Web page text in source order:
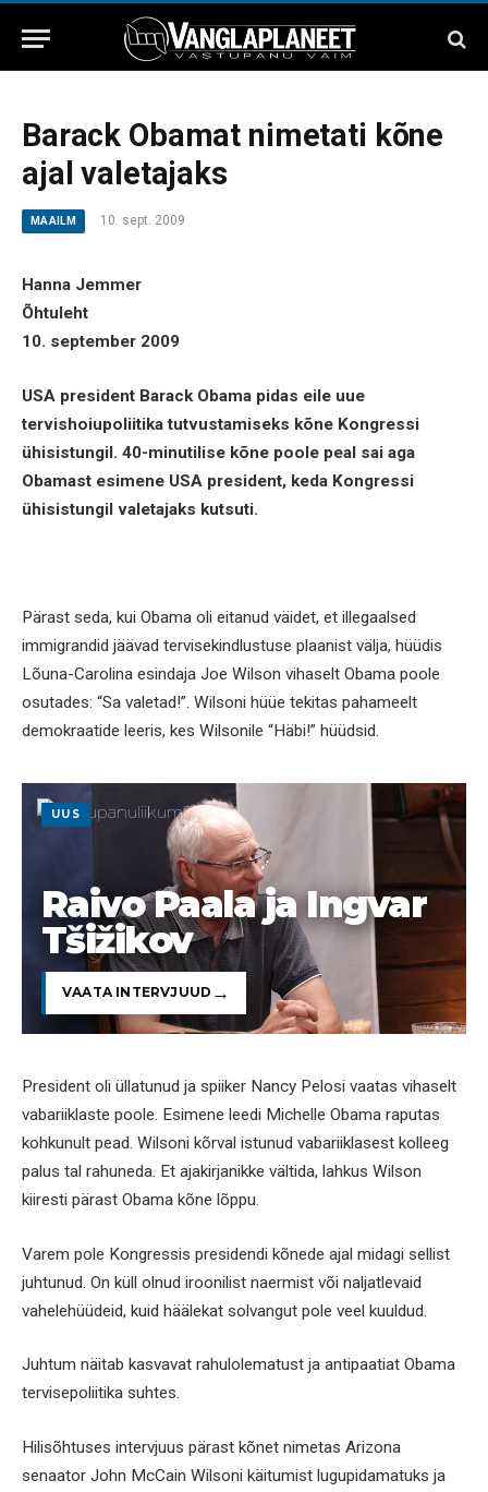
Barack Obamat nimetati kõne
ajal valetajaks
MAAILM 10. sept. 2009
Hanna Jemmer
Õhtuleht
10. september 2009
USA president Barack Obama pidas eile uue
tervishoiupoliitika tutvustamiseks kõne Kongressi
ühisistungil. 40-minutilise kõne poole peal sai aga
Obamast esimene USA president, keda Kongressi
ühisistungil valetajaks kutsuti.
Pärast seda, kui Obama oli eitanud väidet, et illegaalsed
immigrandid jäävad tervisekindlustuse plaanist välja, hüüdis
Lõuna-Carolina esindaja Joe Wilson vihaselt Obama poole
osutades: “Sa valetad!”. Wilsoni hüüe tekitas pahameelt
demokraatide leeris, kes Wilsonile “Häbi!” hüüdsid.
UUS
Raivo Paala ja Ingvar
Tšižikov
VAATA INTERVJUUD
President oli üllatunud ja spiiker Nancy Pelosi vaatas vihaselt
vabariiklaste poole. Esimene leedi Michelle Obama raputas
kohkunult pead. Wilsoni kõrval istunud vabariiklasest kolleeg
palus tal rahuneda. Et ajakirjanikke vältida, lahkus Wilson
kiiresti pärast Obama kõne lõppu.
Varem pole Kongressis presidendi kõnede ajal midagi sellist
juhtunud. On küll olnud iroonilist naermist või naljatlevaid
vahelehüüdeid, kuid häälekat solvangut pole veel kuuldud.
Juhtum näitab kasvavat rahulolematust ja antipaatiat Obama
tervisepoliitika suhtes.
Hilisõhtuses intervjuus pärast kõnet nimetas Arizona
senaator John McCain Wilsoni käitumist lugupidamatuks ja